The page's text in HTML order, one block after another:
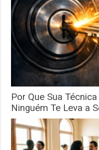
Por Que Sua
Ninguém Te Leva a